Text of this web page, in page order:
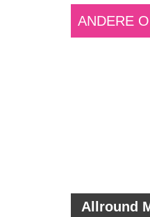
ANDERE
Allround